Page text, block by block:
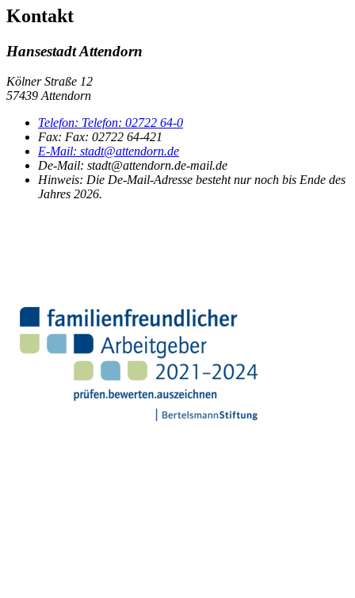
Kontakt
Hansestadt Attendorn
Kölner Straße 12
57439 Attendorn
Telefon: Telefon: 02722 64-0
Fax: Fax: 02722 64-421
E-Mail: stadt@attendorn.de
De-Mail: stadt@attendorn.de-mail.de
Hinweis: Die De-Mail-Adresse besteht nur noch bis Ende des
Jahres 2026.